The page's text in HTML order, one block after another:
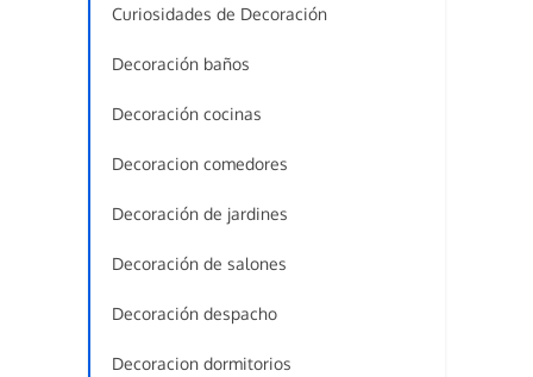
Curiosidades de Decoración
Decoración baños
Decoración cocinas
Decoracion comedores
Decoración de jardines
Decoración de salones
Decoración despacho
Decoracion dormitorios